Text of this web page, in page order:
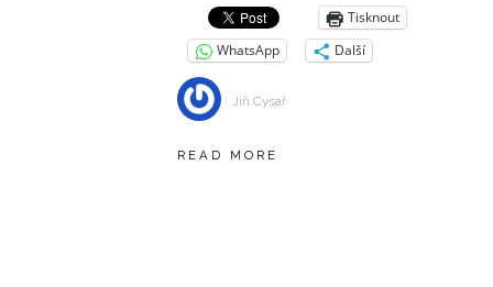
Tisknout
WhatsApp
Další
Jiří Cysař
READ MORE